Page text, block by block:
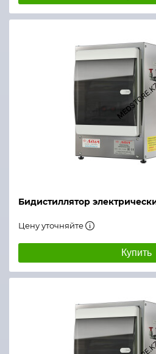
Бидистиллятор
Цену уточняйте
Купить